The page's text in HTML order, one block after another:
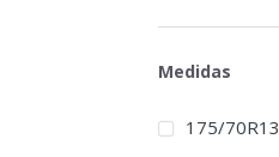
Medidas
175/70R13